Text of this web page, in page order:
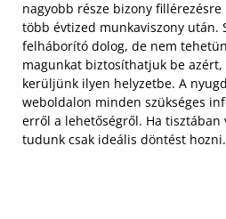
nagyobb része bizony
több évtized munkaviszony után.
felháborító dolog, de nem
magunkat biztosíthatjuk be
kerüljünk ilyen helyzetbe. A
weboldalon minden szükséges
erről a lehetőségről. Ha tisztában
tudunk csak ideális döntést hozni.